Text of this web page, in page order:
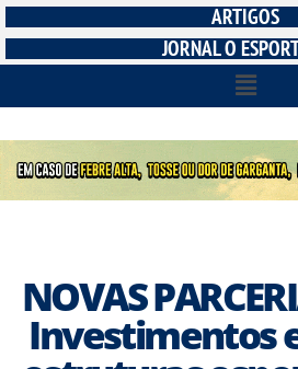
ARTIGOS
JORNAL O
NOVAS
Investimentos